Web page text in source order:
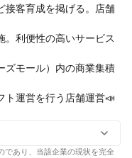
接客育成を掲げる。店舗
。利便性の高いサービス
ズモール）内の商業集積
ト運営を行う店舗運営📣
であり、当該企業の現状を完全